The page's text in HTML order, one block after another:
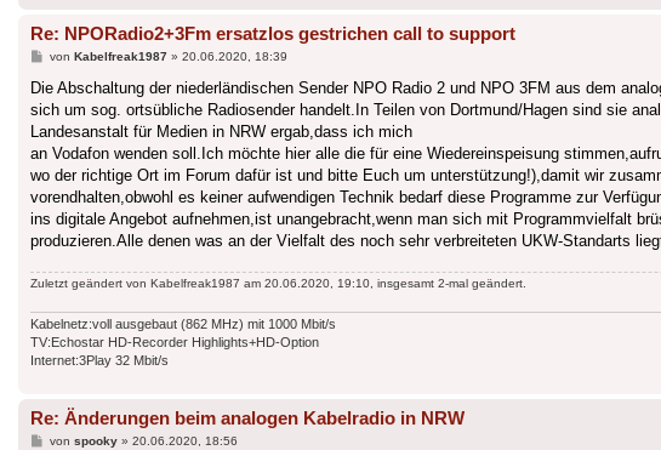
Re: NPORadio2+3Fm ersatzlos gestrichen call to support
Beitrag
von Kabelfreak1987» 20.06.2020, 18:39
Die Abschaltung der niederländischen Sender NPO Radio 2 und NPO 3FM aus dem
sich um sog. ortsübliche Radiosender handelt.In Teilen von Dortmund/Hagen sind sie
Landesanstalt für Medien in NRW ergab,dass ich mich
an Vodafon wenden soll.Ich möchte hier alle die für eine Wiedereinspeisung
wo der richtige Ort im Forum dafür ist und bitte Euch um unterstützung!),damit wir
vorendhalten,obwohl es keiner aufwendigen Technik bedarf diese Programme zur
ins digitale Angebot aufnehmen,ist unangebracht,wenn man sich mit Programmvielfalt
produzieren.Alle denen was an der Vielfalt des noch sehr verbreiteten UKW-Standarts
Zuletzt geändert von Kabelfreak1987 am 20.06.2020, 19:10, insgesamt 2-mal geändert.
Kabelnetz:voll ausgebaut (862 MHz) mit 1000 Mbit/s
TV:Echostar HD-Recorder Highlights+HD-Option
Internet:3Play 32 Mbit/s
Re: Änderungen beim analogen Kabelradio in NRW
Beitrag
von spooky» 20.06.2020, 18:56